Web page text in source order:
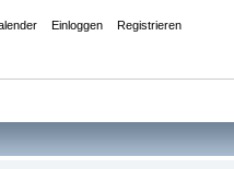
Einloggen Registrieren